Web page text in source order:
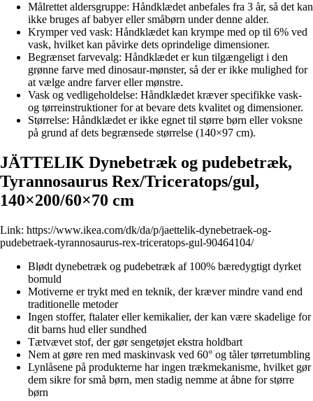
Målrettet aldersgruppe: Håndklædet anbefales fra 3 år, så det kan
ikke bruges af babyer eller småbørn under denne alder.
Krymper ved vask: Håndklædet kan krympe med op til 6% ved
vask, hvilket kan påvirke dets oprindelige dimensioner.
Begrænset farvevalg: Håndklædet er kun tilgængeligt i den
grønne farve med dinosaur-mønster, så der er ikke mulighed for
at vælge andre farver eller mønstre.
Vask og vedligeholdelse: Håndklædet kræver specifikke vask-
og tørreinstruktioner for at bevare dets kvalitet og dimensioner.
Størrelse: Håndklædet er ikke egnet til større børn eller voksne
på grund af dets begrænsede størrelse (140×97 cm).
JÄTTELIK Dynebetræk og pudebetræk,
Tyrannosaurus Rex/Triceratops/gul,
140×200/60×70 cm
Link: https://www.ikea.com/dk/da/p/jaettelik-dynebetraek-og-
pudebetraek-tyrannosaurus-rex-triceratops-gul-90464104/
Blødt dynebetræk og pudebetræk af 100% bæredygtigt dyrket
bomuld
Motiverne er trykt med en teknik, der kræver mindre vand end
traditionelle metoder
Ingen stoffer, ftalater eller kemikalier, der kan være skadelige for
dit barns hud eller sundhed
Tætvævet stof, der gør sengetøjet ekstra holdbart
Nem at gøre ren med maskinvask ved 60° og tåler tørretumbling
Lynlåsene på produkterne har ingen trækmekanisme, hvilket gør
dem sikre for små børn, men stadig nemme at åbne for større
børn